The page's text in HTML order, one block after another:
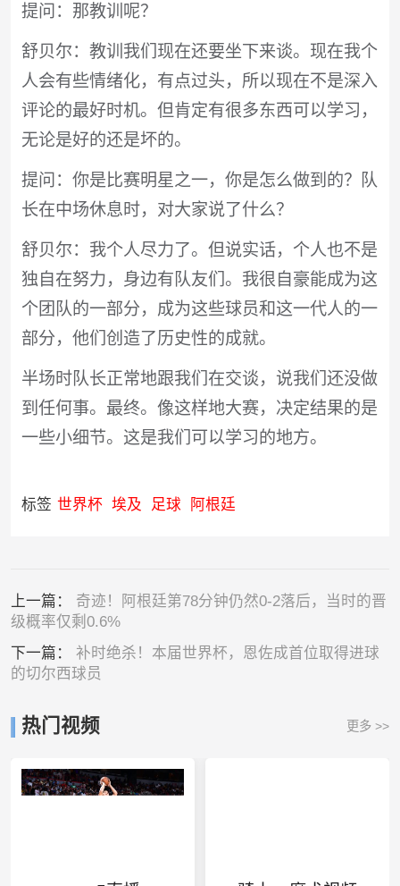
提问：那教训呢？
舒贝尔：教训我们现在还要坐下来谈。现在我个
人会有些情绪化，有点过头，所以现在不是深入
评论的最好时机。但肯定有很多东西可以学习，
无论是好的还是坏的。
提问：你是比赛明星之一，你是怎么做到的？队
长在中场休息时，对大家说了什么？
舒贝尔：我个人尽力了。但说实话，个人也不是
独自在努力，身边有队友们。我很自豪能成为这
个团队的一部分，成为这些球员和这一代人的一
部分，他们创造了历史性的成就。
半场时队长正常地跟我们在交谈，说我们还没做
到任何事。最终。像这样地大赛，决定结果的是
一些小细节。这是我们可以学习的地方。
标签 世界杯 埃及 足球 阿根廷
上一篇： 奇迹！阿根廷第78分钟仍然0-2落后，当时的晋
级概率仅剩0.6%
下一篇： 补时绝杀！本届世界杯，恩佐成首位取得进球
的切尔西球员
热门视频 更多 >>